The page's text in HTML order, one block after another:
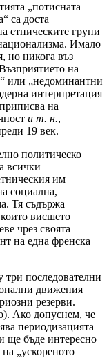
„потисната
са доста
етническите групи
Имало
но никога въз
на
или „недоминантни
интерпретация
на
и т. н.,
19 век.
политическо
всички
им
социална,
Тя съдържа
висшето
чрез своята
на една френска
три последователни
движения
резерви.
Ако допуснем, че
периодизацията
ще бъде интересно
„ускореното